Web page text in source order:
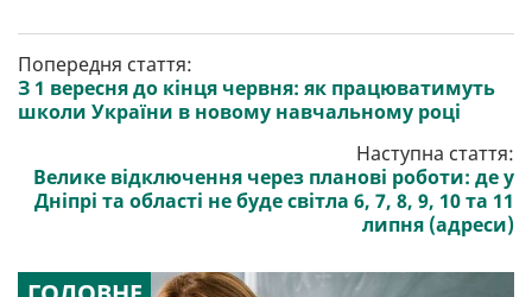
Попередня стаття:
З 1 вересня до кінця червня: як працюватимуть
школи України в новому навчальному році
Наступна стаття:
Велике відключення через планові роботи: де у
Дніпрі та області не буде світла 6, 7, 8, 9, 10 та 11
липня (адреси)